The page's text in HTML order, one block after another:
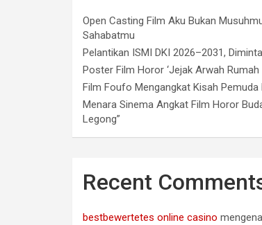
Open Casting Film Aku Bukan
Sahabatmu
Pelantikan ISMI DKI 2026–2031,
Poster Film Horor ‘Jejak Arwah Rumah
Film Foufo Mengangkat Kisah Pemuda
Menara Sinema Angkat Film Horor
Legong”
Recent
bestbewertetes online casino